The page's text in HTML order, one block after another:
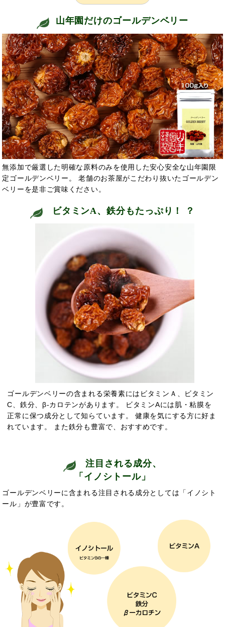
山年園だけのゴールデンベリー
無添加で厳選した明確な原料のみを使用した安心安全な山年園限
定ゴールデンベリー。 老舗のお茶屋がこだわり抜いたゴールデン
ベリーを是非ご賞味ください。
ビタミンA、鉄分もたっぷり！ ？
ゴールデンベリーの含まれる栄養素にはビタミンＡ、ビタミン
C、鉄分、β-カロテンがあります。 ビタミンAには肌・粘膜を
正常に保つ成分として知らています。健康を気にする方に好ま
れています。 また鉄分も豊富で、 おすすめです。
注目される成分、
「イノシトール」
ゴールデンベリーに含まれる注目される成分としては「イノシト
ール」が豊富です。